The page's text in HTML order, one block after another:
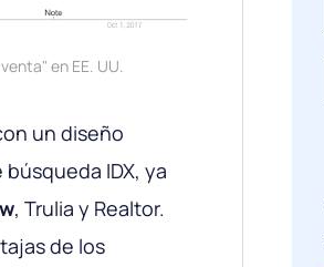
en EE. UU.
un diseño
IDX, ya
, Trulia y Realtor.
de los